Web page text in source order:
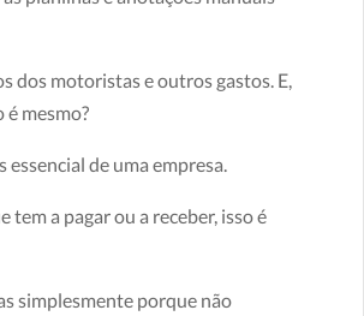
dos motoristas e outros gastos. E,
mesmo?
de uma empresa.
tem a pagar ou a receber, isso é
simplesmente porque não